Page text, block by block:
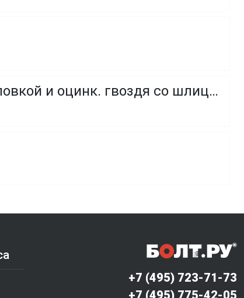
Гвоздевой дюбель в сборе. (нейл дюбель PA 6 с потайной головкой и оцинк. гвоздя со шлицем Pozi.)
+7 (495) 723-71-73
+7 (495) 775-42-05